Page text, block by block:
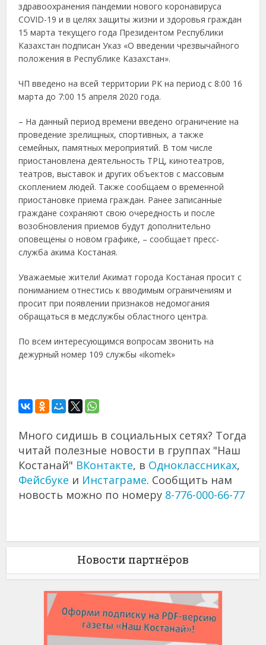
здравоохранения пандемии нового коронавируса
COVID-19 и в целях защиты жизни и здоровья граждан
15 марта текущего года Президентом Республики
Казахстан подписан Указ «О введении чрезвычайного
положения в Республике Казахстан».
ЧП введено на всей территории РК на период с 8:00 16
марта до 7:00 15 апреля 2020 года.
– На данный период времени введено ограничение на
проведение зрелищных, спортивных, а также
семейных, памятных мероприятий. В том числе
приостановлена деятельность ТРЦ, кинотеатров,
театров, выставок и других объектов с массовым
скоплением людей. Также сообщаем о временной
приостановке приема граждан. Ранее записанные
граждане сохраняют свою очередность и после
возобновления приемов будут дополнительно
оповещены о новом графике, – сообщает пресс-
служба акима Костаная.
Уважаемые жители! Акимат города Костаная просит с
пониманием отнестись к вводимым ограничениям и
просит при появлении признаков недомогания
обращаться в медслужбы областного центра.
По всем интересующимся вопросам звонить на
дежурный номер 109 службы «ikomek»
Много сидишь в социальных сетях? Тогда
читай полезные новости в группах "Наш
Костанай" ВКонтакте, в Одноклассниках,
Фейсбуке и Инстаграме. Сообщить нам
новость можно по номеру 8-776-000-66-77
Новости партнёров